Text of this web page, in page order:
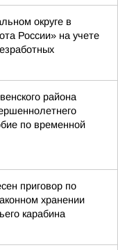
округе в
России» на учете
района
по временной
приговор по
хранении
карабина